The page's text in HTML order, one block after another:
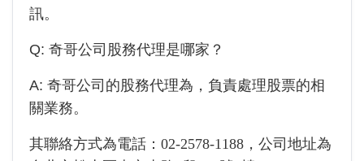
訊。
Q: 奇哥公司 股務代理是哪家？
A: 奇哥公司 的股務代理為 ，負責處理股票的相
關業務。
其聯絡方式為電話： 02-2578-1188 ，公司地址為